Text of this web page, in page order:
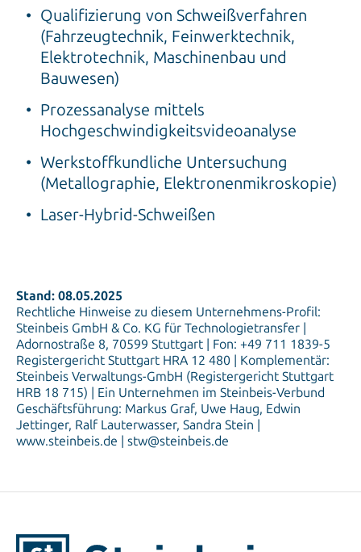
Elektrotechnik, Maschinenbau und
Bauwesen)
Prozessanalyse mittels
Hochgeschwindigkeitsvideoanalyse
Werkstoffkundliche Untersuchung
(Metallographie, Elektronenmikroskopie)
Laser-Hybrid-Schweißen
Adornostraße 8, 70599 Stuttgart | Fon: +49 711 1839-5
Registergericht Stuttgart HRA 12 480 | Komplementär:
Steinbeis Verwaltungs-GmbH (Registergericht Stuttgart
HRB 18 715) | Ein Unternehmen im Steinbeis-Verbund
Geschäftsführung: Markus Graf, Uwe Haug, Edwin
Jettinger, Ralf Lauterwasser, Sandra Stein |
www.steinbeis.de | stw@steinbeis.de